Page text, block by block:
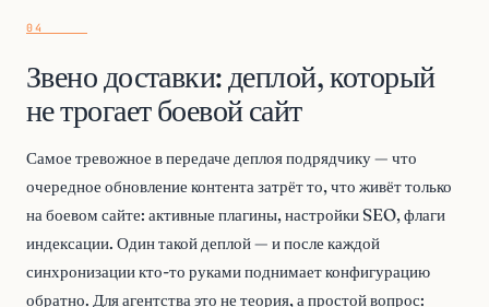
Звено доставки: деплой, который
не трогает боевой сайт
Самое тревожное в передаче деплоя подрядчику — что
очередное обновление контента затрёт то, что живёт только
на боевом сайте: активные плагины, настройки SEO, флаги
индексации. Один такой деплой — и после каждой
синхронизации кто-то руками поднимает конфигурацию
обратно. Для агентства это не теория, а простой вопрос: